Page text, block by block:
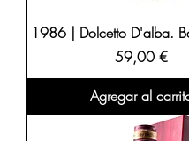
1986 | Dolcetto D'alba.
Precio
59,00 €
Agregar al